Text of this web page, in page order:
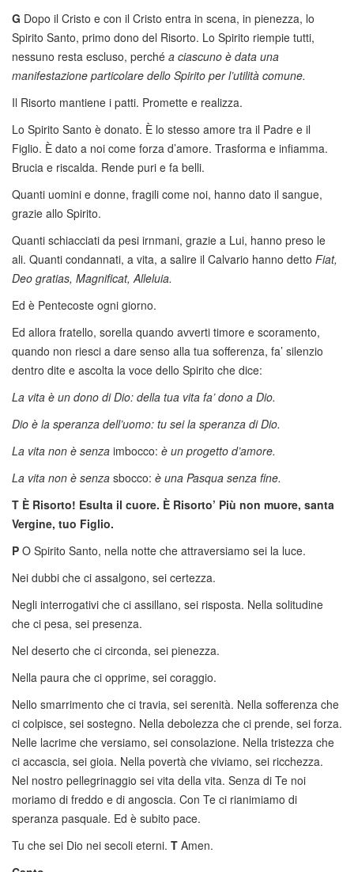
G Dopo il Cristo e con il Cristo entra in scena, in pienezza, lo
Spirito Santo, primo dono del Risorto. Lo Spirito riempie tutti,
nessuno resta escluso, perché a ciascuno è data una
manifestazione particolare dello Spirito per l’utilità comune.
Il Risorto mantiene i patti. Promette e realizza.
Lo Spirito Santo è donato. È lo stesso amore tra il Padre e il
Figlio. È dato a noi come forza d’amore. Trasforma e infiamma.
Brucia e riscalda. Rende puri e fa belli.
Quanti uomini e donne, fragili come noi, hanno dato il sangue,
grazie allo Spirito.
Quanti schiacciati da pesi irnmani, grazie a Lui, hanno preso le
ali. Quanti condannati, a vita, a salire il Calvario hanno detto Fiat,
Deo gratias, Magnificat, Alleluia.
Ed è Pentecoste ogni giorno.
Ed allora fratello, sorella quando avverti timore e scoramento,
quando non riesci a dare senso alla tua sofferenza, fa’ silenzio
dentro dite e ascolta la voce dello Spirito che dice:
La vita è un dono di Dio: della tua vita fa’ dono a Dio.
Dio è la speranza dell’uomo: tu sei la speranza di Dio.
La vita non è senza imbocco: è un progetto d’amore.
La vita non è senza sbocco: è una Pasqua senza fine.
T È Risorto! Esulta il cuore. È Risorto’ Più non muore, santa
Vergine, tuo Figlio.
P O Spirito Santo, nella notte che attraversiamo sei la luce.
Nei dubbi che ci assalgono, sei certezza.
Negli interrogativi che ci assillano, sei risposta. Nella solitudine
che ci pesa, sei presenza.
Nel deserto che ci circonda, sei pienezza.
Nella paura che ci opprime, sei coraggio.
Nello smarrimento che ci travia, sei serenità. Nella sofferenza che
ci colpisce, sei sostegno. Nella debolezza che ci prende, sei forza.
Nelle lacrime che versiamo, sei consolazione. Nella tristezza che
ci accascia, sei gioia. Nella povertà che viviamo, sei ricchezza.
Nel nostro pellegrinaggio sei vita della vita. Senza di Te noi
moriamo di freddo e di angoscia. Con Te ci rianimiamo di
speranza pasquale. Ed è subito pace.
Tu che sei Dio nei secoli eterni. T Amen.